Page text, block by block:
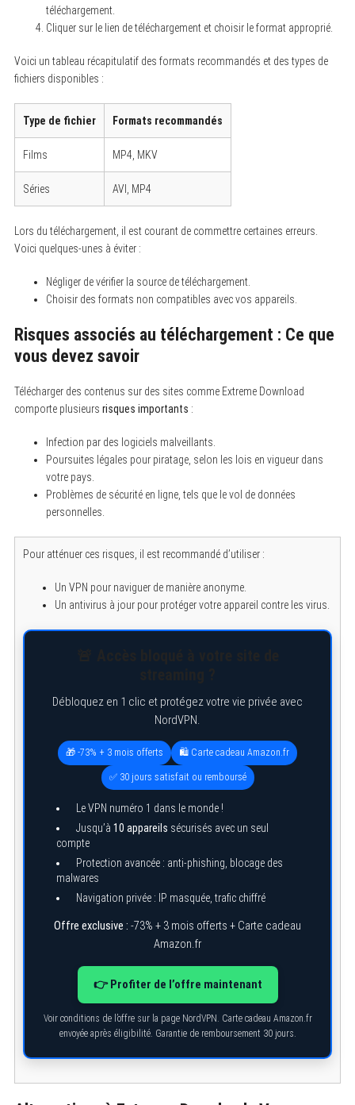
téléchargement.
Cliquer sur le lien de téléchargement et choisir le format approprié.
Voici un tableau récapitulatif des formats recommandés et des types de
fichiers disponibles :
Type de fichier Formats recommandés
Films MP4, MKV
Séries AVI, MP4
Lors du téléchargement, il est courant de commettre certaines erreurs.
Voici quelques-unes à éviter :
Négliger de vérifier la source de téléchargement.
Choisir des formats non compatibles avec vos appareils.
Risques associés au téléchargement : Ce que
vous devez savoir
Télécharger des contenus sur des sites comme Extreme Download
comporte plusieurs risques importants :
Infection par des logiciels malveillants.
Poursuites légales pour piratage, selon les lois en vigueur dans
votre pays.
Problèmes de sécurité en ligne, tels que le vol de données
personnelles.
Pour atténuer ces risques, il est recommandé d’utiliser :
Un VPN pour naviguer de manière anonyme.
Un antivirus à jour pour protéger votre appareil contre les virus.
Débloquez en 1 clic et protégez votre vie privée avec
NordVPN.
🎁 -73% + 3 mois offerts 🛍️ Carte cadeau Amazon.fr
✅ 30 jours satisfait ou remboursé
Le VPN numéro 1 dans le monde !
Jusqu’à 10 appareils sécurisés avec un seul
compte
Protection avancée : anti-phishing, blocage des
malwares
Navigation privée : IP masquée, trafic chiffré
Offre exclusive : -73% + 3 mois offerts + Carte cadeau
Amazon.fr
👉 Profiter de l’offre maintenant
Voir conditions de l’offre sur la page NordVPN. Carte cadeau Amazon.fr
envoyée après éligibilité. Garantie de remboursement 30 jours.
r
c
f
r